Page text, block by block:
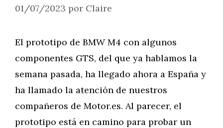
01/07/2023 por Claire
El prototipo de BMW M4 con algunos
componentes GTS, del que ya hablamos la
semana pasada, ha llegado ahora a España y
ha llamado la atención de nuestros
compañeros de Motor.es. Al parecer, el
prototipo está en camino para probar un